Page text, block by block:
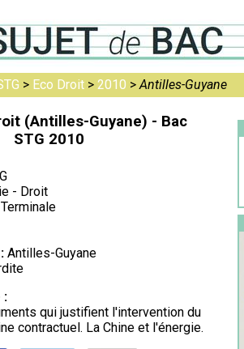
> Eco Droit > 2010 >Antilles-Guyane
(Antilles-Guyane) - Bac
STG 2010
- Droit
Terminale
Antilles-Guyane
:
qui justifient l'intervention du
contractuel. La Chine et l'énergie.